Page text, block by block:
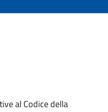
al Codice della